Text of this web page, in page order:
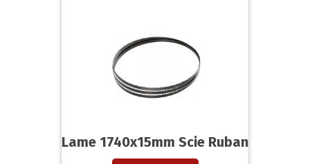
Lame 1740x15mm Scie Ruban